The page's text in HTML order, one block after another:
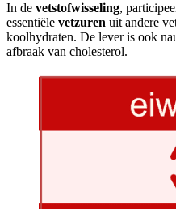
In de vetstofwisseling,
essentiële vetzuren uit andere
koolhydraten. De lever is ook
afbraak van cholesterol.